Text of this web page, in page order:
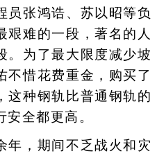
员张鸿诰、苏以昭等负
艰难的一段，著名的人
。为了最大限度减少坡
不惜花费重金，购买了
这种钢轨比普通钢轨的
全都更高。
，期间不乏战火和灾